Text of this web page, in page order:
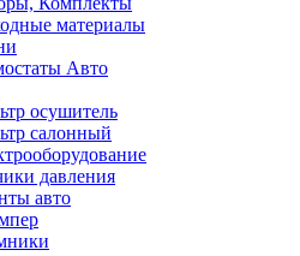
материалы
Авто
осушитель
салонный
давления
авто